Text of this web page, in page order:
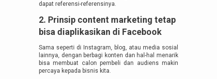
dapat referensi-referensinya.
2. Prinsip content marketing tetap
bisa diaplikasikan di Facebook
Sama seperti di Instagram, blog, atau media sosial
lainnya, dengan berbagi konten dan hal-hal menarik
bisa membuat calon pembeli dan audiens makin
percaya kepada bisnis kita.